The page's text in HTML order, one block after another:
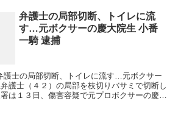
弁護士の局部切断、トイレに流
す…元ボクサーの慶大院生 小番
一騎 逮捕
士の局部切断、トイレに流す…元ボクサー
護士（４２）の局部を枝切りバサミで切断し
は１３日、傷害容疑で元プロボクサーの慶大